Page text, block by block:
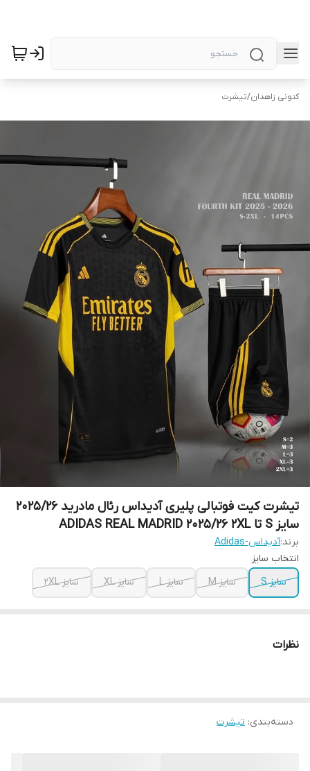
کتونی زاهدان/تیشرت
تیشرت کیت فوتبالی پلیری آدیداس رئال مادرید 2025/26
سایز S تا ADIDAS REAL MADRID 2025/26 2XL
برند:آدیداس-Adidas
انتخاب سایز
سایز S
سایز M سایز L سایز XL سایز 2XL
نظرات
دسته‌بندی: تیشرت